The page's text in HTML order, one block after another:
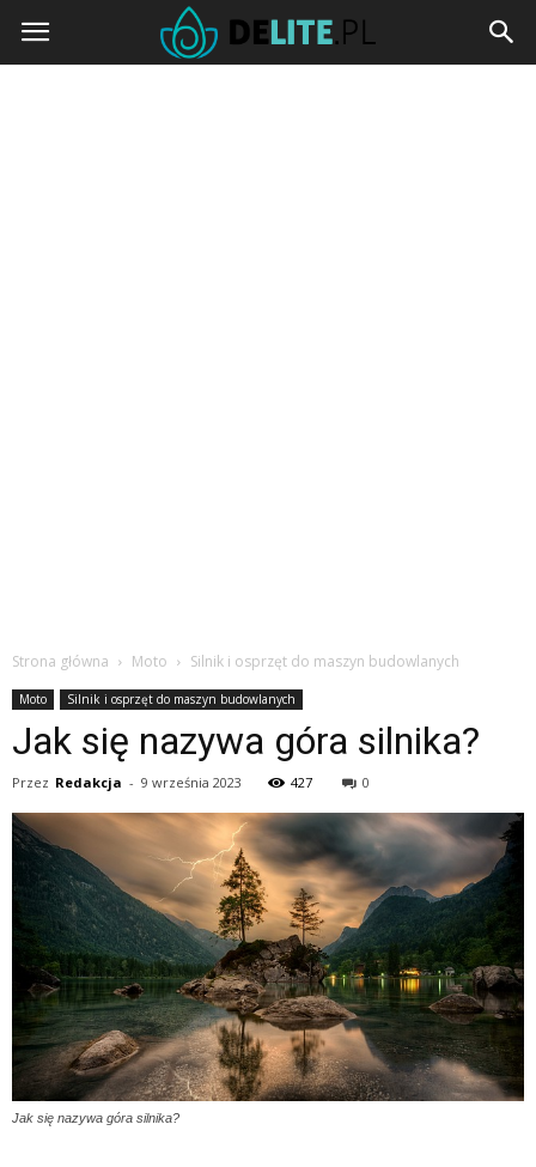
Strona główna Moto Silnik i osprzęt do maszyn budowlanych
Moto Silnik i osprzęt do maszyn budowlanych
Jak się nazywa góra silnika?
Przez Redakcja - 9 września 2023 427 0
Jak się nazywa góra silnika?